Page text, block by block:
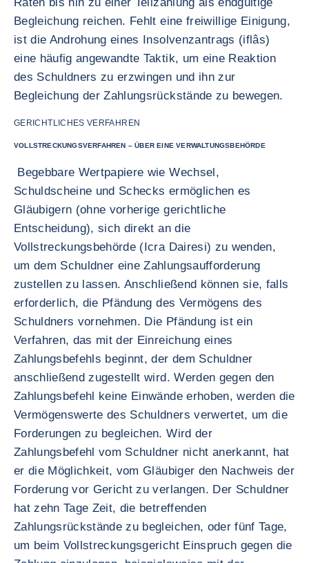
Begleichung reichen. Fehlt eine freiwillige Einigung,
ist die Androhung eines Insolvenzantrags (iflâs)
eine häufig angewandte Taktik, um eine Reaktion
des Schuldners zu erzwingen und ihn zur
Begleichung der Zahlungsrückstände zu bewegen.
GERICHTLICHES VERFAHREN
VOLLSTRECKUNGSVERFAHREN – ÜBER EINE VERWALTUNGSBEHÖRDE
Begebbare Wertpapiere wie Wechsel,
Schuldscheine und Schecks ermöglichen es
Gläubigern (ohne vorherige gerichtliche
Entscheidung), sich direkt an die
Vollstreckungsbehörde (Icra Dairesi) zu wenden,
um dem Schuldner eine Zahlungsaufforderung
zustellen zu lassen. Anschließend können sie, falls
erforderlich, die Pfändung des Vermögens des
Schuldners vornehmen. Die Pfändung ist ein
Verfahren, das mit der Einreichung eines
Zahlungsbefehls beginnt, der dem Schuldner
anschließend zugestellt wird. Werden gegen den
Zahlungsbefehl keine Einwände erhoben, werden die
Vermögenswerte des Schuldners verwertet, um die
Forderungen zu begleichen. Wird der
Zahlungsbefehl vom Schuldner nicht anerkannt, hat
er die Möglichkeit, vom Gläubiger den Nachweis der
Forderung vor Gericht zu verlangen. Der Schuldner
hat zehn Tage Zeit, die betreffenden
Zahlungsrückstände zu begleichen, oder fünf Tage,
um beim Vollstreckungsgericht Einspruch gegen die